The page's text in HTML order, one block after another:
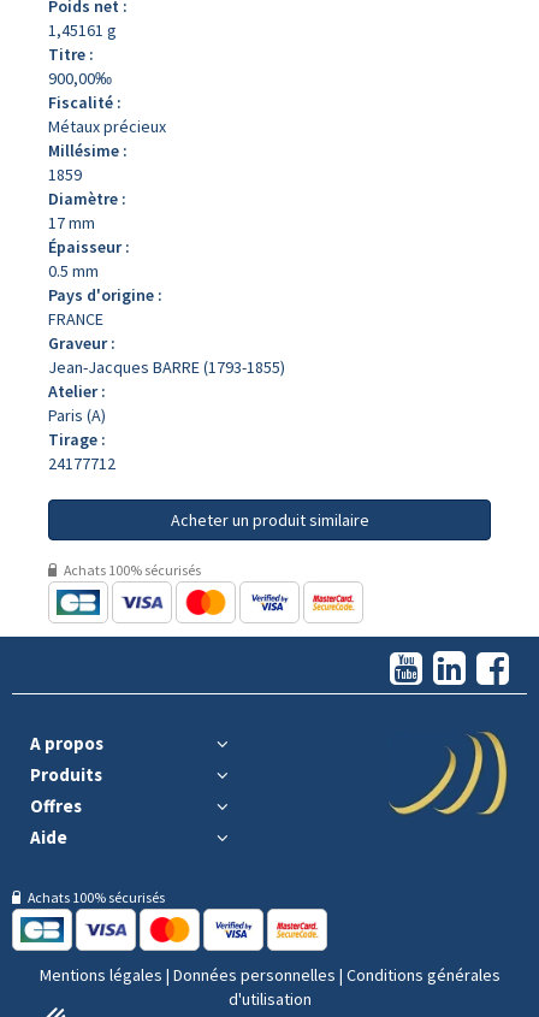
Poids net :
1,45161 g
Titre :
900,00‰
Fiscalité :
Métaux précieux
Millésime :
1859
Diamètre :
17 mm
Épaisseur :
0.5 mm
Pays d'origine :
FRANCE
Graveur :
Jean-Jacques BARRE (1793-1855)
Atelier :
Paris (A)
Tirage :
24177712
Acheter un produit similaire
Achats 100% sécurisés
A propos
Produits
Offres
Aide
Achats 100% sécurisés
Mentions légales | Données personnelles | Conditions générales
d'utilisation